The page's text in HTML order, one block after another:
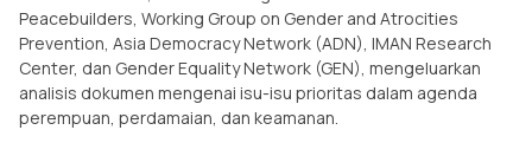
Peacebuilders, Working Group on Gender and Atrocities
Prevention, Asia Democracy Network (ADN), IMAN Research
Center, dan Gender Equality Network (GEN), mengeluarkan
analisis dokumen mengenai isu-isu prioritas dalam agenda
perempuan, perdamaian, dan keamanan.